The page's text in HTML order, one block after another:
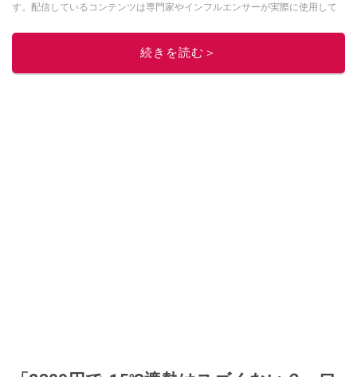
す。配信しているコンテンツは専門家やインフルエンサーが実際に使用して
ニュースでフォロー
続きを読む＞